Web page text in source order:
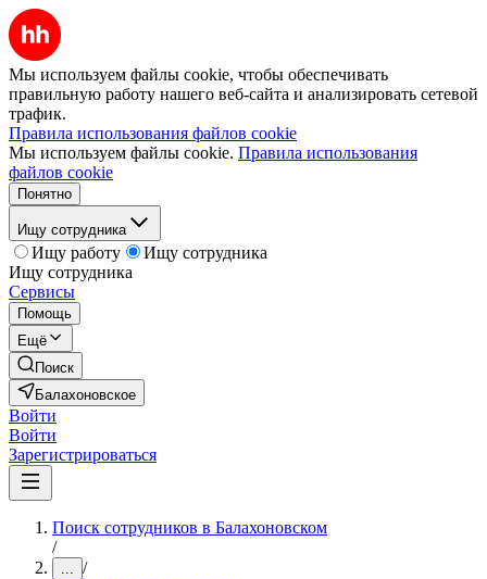
Мы используем файлы cookie, чтобы обеспечивать
правильную работу нашего веб-сайта и анализировать сетевой
трафик.
Правила использования файлов cookie
Мы используем файлы cookie. Правила использования
файлов cookie
Понятно
Ищу сотрудника
Ищу работу
Ищу сотрудника
Ищу сотрудника
Сервисы
Помощь
Ещё
Поиск
Балахоновское
Войти
Войти
Зарегистрироваться
Поиск сотрудников в Балахоновском
/
... /